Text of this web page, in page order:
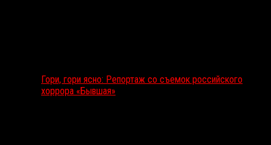
Гори, гори ясно: Репортаж со съемок российского
хоррора «Бывшая»